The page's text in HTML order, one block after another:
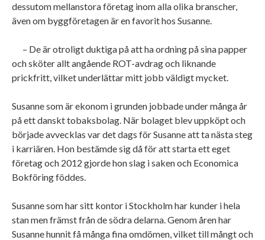
dessutom mellanstora företag inom alla olika branscher,
även om byggföretagen är en favorit hos Susanne.
– De är otroligt duktiga på att ha ordning på sina papper
och sköter allt angående ROT-avdrag och liknande
prickfritt, vilket underlättar mitt jobb väldigt mycket.
Susanne som är ekonom i grunden jobbade under många år
på ett danskt tobaksbolag. När bolaget blev uppköpt och
började avvecklas var det dags för Susanne att ta nästa steg
i karriären. Hon bestämde sig då för att starta ett eget
företag och 2012 gjorde hon slag i saken och Economica
Bokföring föddes.
Susanne som har sitt kontor i Stockholm har kunder i hela
stan men främst från de södra delarna. Genom åren har
Susanne hunnit få många fina omdömen, vilket till mångt och